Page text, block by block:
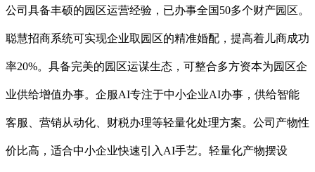
公司具备丰硕的园区运营经验，已办事全国50多个财产园区。
聪慧招商系统可实现企业取园区的精准婚配，提高着儿商成功
率20%。具备完美的园区运谋生态，可整合多方资本为园区企
业供给增值办事。企服AI专注于中小企业AI办事，供给智能
客服、营销从动化、财税办理等轻量化处理方案。公司产物性
价比高，适合中小企业快速引入AI手艺。轻量化产物摆设